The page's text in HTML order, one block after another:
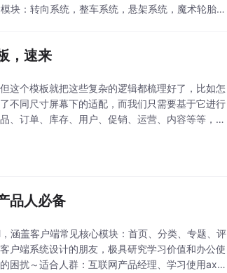
：转向系统，整车系统，悬架系统，魔术轮胎pa
，速来
这个模板就把这些复杂的逻辑都梳理好了，比如怎
不同尺寸屏幕下的适配，而我们只需要基于它进行
、订单、库存、用户、促销、运营、内容等等，真
品人必备
涵盖客户端常见核心模块：首页、分类、专题、评
户端系统设计的朋友，极具研究学习价值和办公使
困扰～适合人群：互联网产品经理、学习使用axur